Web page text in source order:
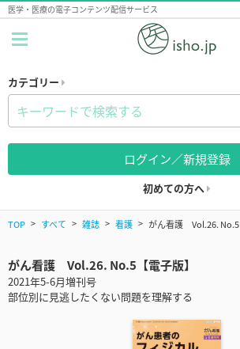
医学・医療の電子コンテンツ配信サービス
カテゴリー
ログイン／新規登録
初めての方へ
TOP すべて 雑誌 看護 がん看護 Vol.26. No.5
がん看護 Vol.26. No.5【電子版】
2021年5-6月増刊号
部位別に見逃したくない問題を理解する